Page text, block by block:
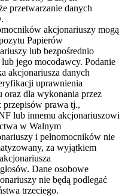
przetwarzanie danych
akcjonariuszy mogą
Papierów
lub bezpośrednio
jego mocodawcy. Podanie
akcjonariusza danych
uprawnienia
oraz dla wykonania przez
przepisów prawa tj.,
lub innemu akcjonariuszowi
w Walnym
i pełnomocników nie
za wyjątkiem
Dane osobowe
nie będą podlegać
trzeciego.